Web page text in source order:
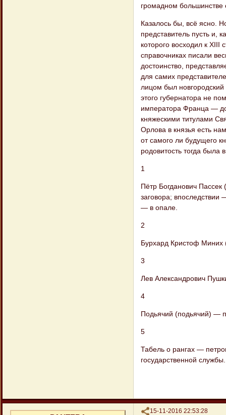
громадном большинстве
Казалось бы, всё ясно.
представитель пусть и,
которого восходил к XIII
справочниках писали
достоинство,
для самих
лицом был новгородский
этого губернатора не
императора Франца —
княжескими титулами
Орлова в князья есть
от самого ли будущего
родовитость тогда была
1
Пётр Богданович
заговора;
— в опале.
2
Бурхард Кристоф
3
Лев Александрович
4
Подьячий (подьячий) —
5
Табель о рангах —
государственной службы.
Поделиться
15-11-2016 22:53:28